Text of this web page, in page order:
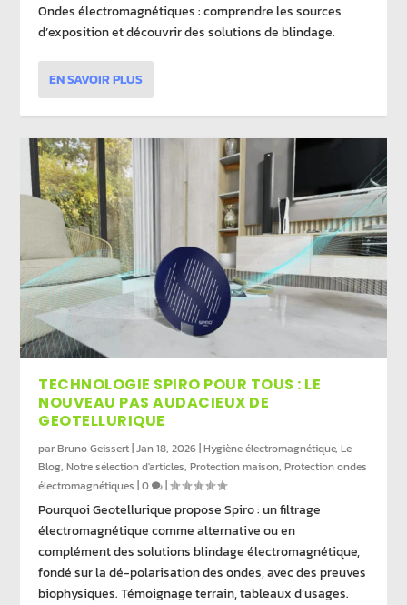
Ondes électromagnétiques : comprendre les sources
d’exposition et découvrir des solutions de blindage.
EN SAVOIR PLUS
TECHNOLOGIE SPIRO POUR TOUS : LE
NOUVEAU PAS AUDACIEUX DE
GEOTELLURIQUE
parBruno Geissert |Jan 18, 2026 |Hygiène électromagnétique,Le
Blog,Notre sélection d'articles,Protection maison,Protection ondes
électromagnétiques |0 |
Pourquoi Geotellurique propose Spiro : un filtrage
électromagnétique comme alternative ou en
complément des solutions blindage électromagnétique,
fondé sur la dé-polarisation des ondes, avec des preuves
biophysiques. Témoignage terrain, tableaux d’usages.